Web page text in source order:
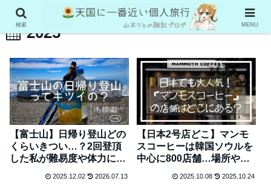
2025
【富士山】日帰り登山どの
くらいきつい…？2回登頂
した私が難易度や体力につ
2025.12.02 2026.07.13
【日本2号店どこ】マンモ
スコーヒーは韓国ソウルを
中心に800店舗…場所やメ
2025.10.08 2025.10.24
検索 MENU